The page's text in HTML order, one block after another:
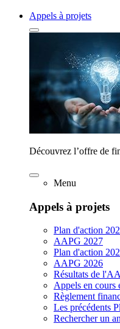
Appels à projets
Découvrez l’offre de
Menu
Appels à projets
Plan d'action
AAPG 2027
Plan d'action
AAPG 2026
Résultats de
Appels en cours
Règlement
Les précédents
Rechercher un